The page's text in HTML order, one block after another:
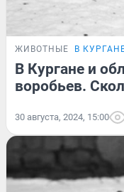
ЖИВОТНЫЕ В
В Кургане и
воробьев.
30 августа, 2024, 15:00